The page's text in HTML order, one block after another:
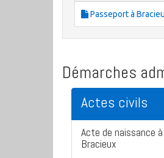
Passeport à
Démarches
Actes civils
Acte de naissance à
Bracieux